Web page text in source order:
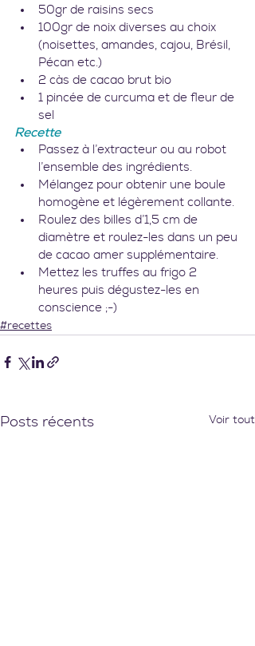
50gr de raisins secs
100gr de noix diverses au choix
(noisettes, amandes, cajou, Brésil,
Pécan etc.)
2 càs de cacao brut bio
1 pincée de curcuma et de fleur de
sel
Recette
Passez à l’extracteur ou au robot
l’ensemble des ingrédients.
Mélangez pour obtenir une boule
homogène et légèrement collante.
Roulez des billes d’1,5 cm de
diamètre et roulez-les dans un peu
de cacao amer supplémentaire.
Mettez les truffes au frigo 2
heures puis dégustez-les en
conscience ;-)
#recettes
Posts récents Voir tout